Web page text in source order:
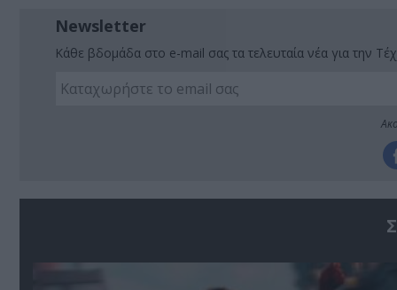
Newsletter
Κάθε βδομάδα στο e-mail σας τα τελευταία νέα για την